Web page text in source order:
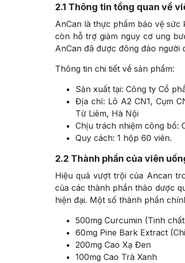
2.1 Thông tin tổng quan về
AnCan là thực phẩm bảo vệ
còn hỗ trợ giảm nguy cơ ung
AnCan đã được đông đảo người
Thông tin chi tiết về sản phẩm:
Sản xuất tại: Công ty Cổ
Địa chỉ: Lô A2 CN1, Cụm
Từ Liêm, Hà Nội
Chịu trách nhiệm công bố:
Quy cách: 1 hộp 60 viên.
2.2 Thành phần của viên
Hiệu quả vượt trội của Ancan
của các thành phần thảo dược
hiện đại. Một số thành phần
500mg Curcumin (Tinh
60mg Pine Bark Extract
200mg Cao Xạ Đen
100mg Cao Trà Xanh